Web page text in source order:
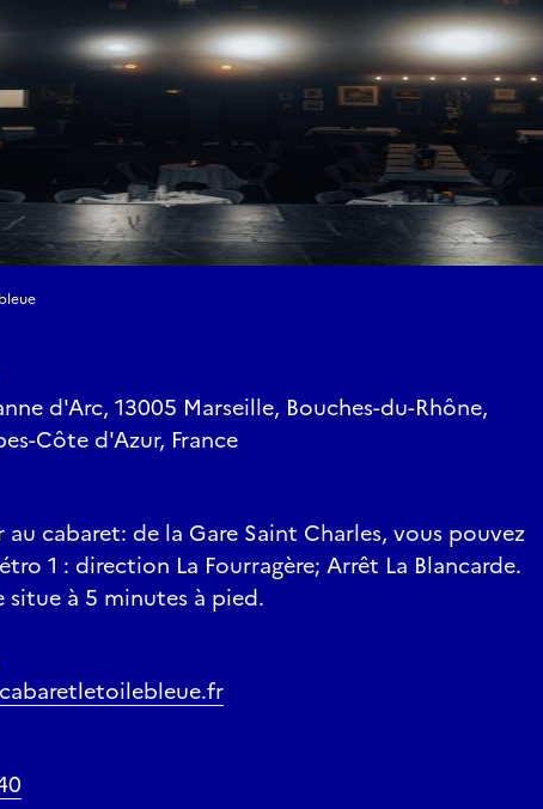
d'Arc, 13005 Marseille, Bouches-du-Rhône,
Côte d'Azur, France
au cabaret: de la Gare Saint Charles, vous pouvez
1 : direction La Fourragère; Arrêt La Blancarde.
situe à 5 minutes à pied.